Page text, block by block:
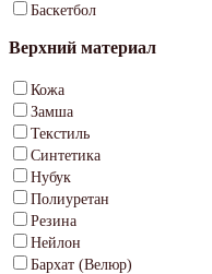
Баскетбол
Верхний материал
Кожа
Замша
Текстиль
Синтетика
Нубук
Полиуретан
Резина
Нейлон
Бархат (Велюр)